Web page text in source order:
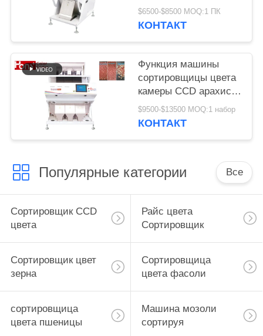
разделителя пиксела
$6500-$8500 MOQ:1 ПК
КОНТАКТ
Функция машины
сортировщицы цвета
камеры CCD арахиса
3 парашютов
множественная
$9500-$13500 MOQ:1 набор
КОНТАКТ
Популярные категории Все
Сортировщик CCD
цвета
Райс цвета
Сортировщик
Сортировщик цвет
зерна
Сортировщица
цвета фасоли
сортировщица
цвета пшеницы
Машина мозоли
сортируя